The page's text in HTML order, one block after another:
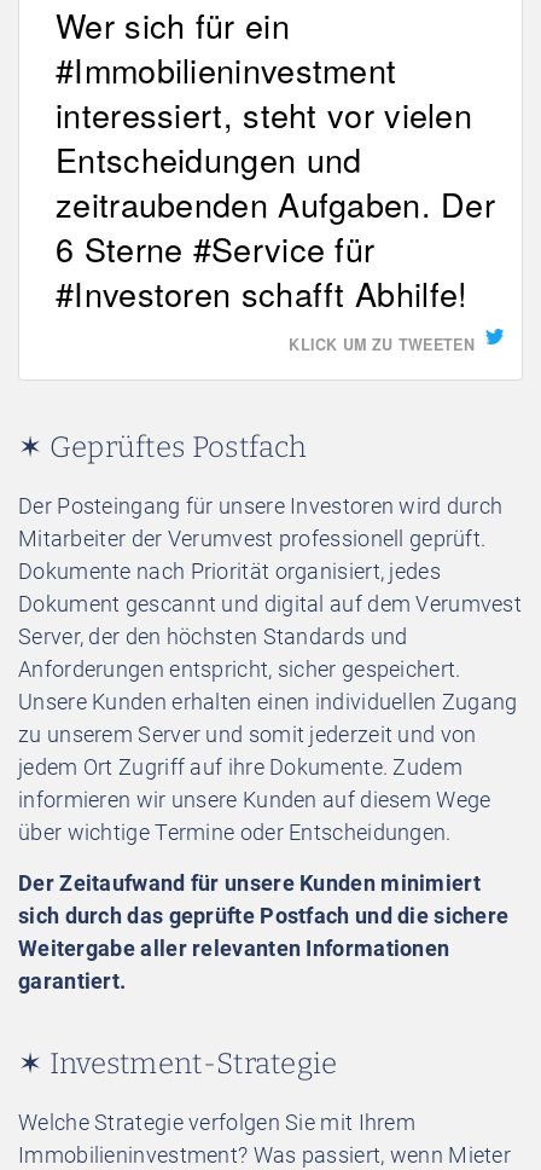
Wer sich für ein
#Immobilieninvestment
interessiert, steht vor vielen
Entscheidungen und
zeitraubenden Aufgaben. Der
6 Sterne #Service für
#Investoren schafft Abhilfe!
KLICK UM ZU TWEETEN
✶ Geprüftes Postfach
Der Posteingang für unsere Investoren wird durch
Mitarbeiter der Verumvest professionell geprüft.
Dokumente nach Priorität organisiert, jedes
Dokument gescannt und digital auf dem Verumvest
Server, der den höchsten Standards und
Anforderungen entspricht, sicher gespeichert.
Unsere Kunden erhalten einen individuellen Zugang
zu unserem Server und somit jederzeit und von
jedem Ort Zugriff auf ihre Dokumente. Zudem
informieren wir unsere Kunden auf diesem Wege
über wichtige Termine oder Entscheidungen.
Der Zeitaufwand für unsere Kunden minimiert
sich durch das geprüfte Postfach und die sichere
Weitergabe aller relevanten Informationen
garantiert.
✶ Investment-Strategie
Welche Strategie verfolgen Sie mit Ihrem
Immobilieninvestment? Was passiert, wenn Mieter